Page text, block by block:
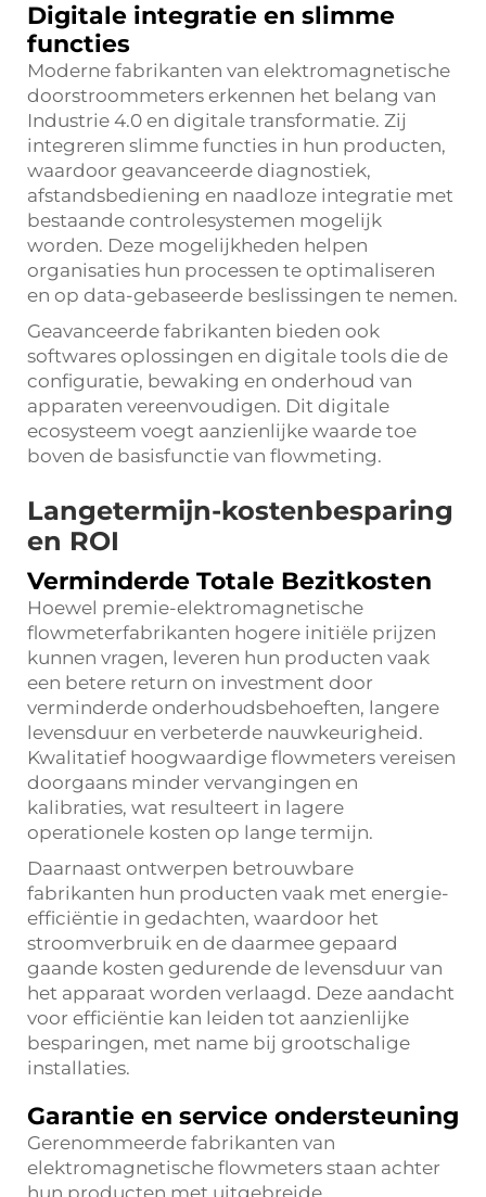
Digitale integratie en slimme
functies
Moderne fabrikanten van elektromagnetische
doorstroommeters erkennen het belang van
Industrie 4.0 en digitale transformatie. Zij
integreren slimme functies in hun producten,
waardoor geavanceerde diagnostiek,
afstandsbediening en naadloze integratie met
bestaande controlesystemen mogelijk
worden. Deze mogelijkheden helpen
organisaties hun processen te optimaliseren
en op data-gebaseerde beslissingen te nemen.
Geavanceerde fabrikanten bieden ook
softwares oplossingen en digitale tools die de
configuratie, bewaking en onderhoud van
apparaten vereenvoudigen. Dit digitale
ecosysteem voegt aanzienlijke waarde toe
boven de basisfunctie van flowmeting.
Langetermijn-kostenbesparing
en ROI
Verminderde Totale Bezitkosten
Hoewel premie-elektromagnetische
flowmeterfabrikanten hogere initiële prijzen
kunnen vragen, leveren hun producten vaak
een betere return on investment door
verminderde onderhoudsbehoeften, langere
levensduur en verbeterde nauwkeurigheid.
Kwalitatief hoogwaardige flowmeters vereisen
doorgaans minder vervangingen en
kalibraties, wat resulteert in lagere
operationele kosten op lange termijn.
Daarnaast ontwerpen betrouwbare
fabrikanten hun producten vaak met energie-
efficiëntie in gedachten, waardoor het
stroomverbruik en de daarmee gepaard
gaande kosten gedurende de levensduur van
het apparaat worden verlaagd. Deze aandacht
voor efficiëntie kan leiden tot aanzienlijke
besparingen, met name bij grootschalige
installaties.
Garantie en service ondersteuning
Gerenommeerde fabrikanten van
elektromagnetische flowmeters staan achter
hun producten met uitgebreide